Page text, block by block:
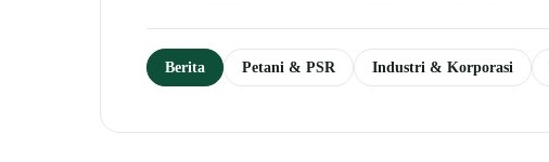
Berita Petani & PSR Industri & Korporasi